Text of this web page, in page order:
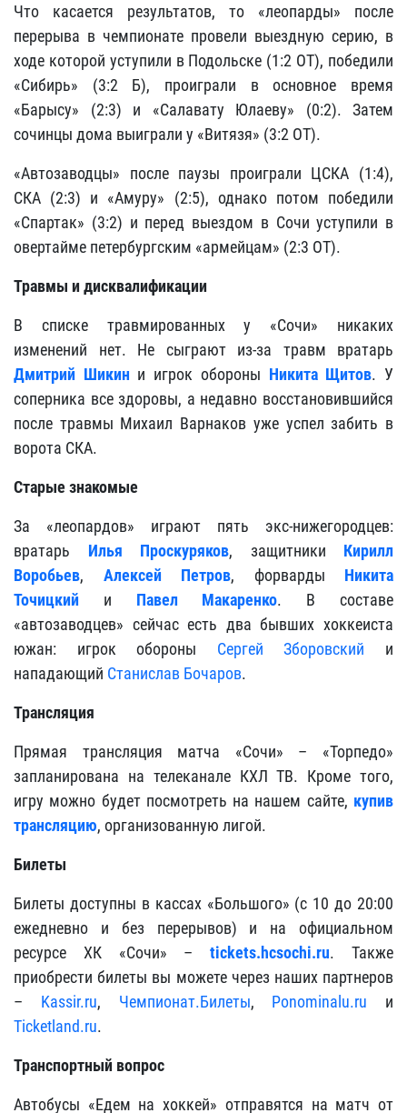
Что касается результатов, то «леопарды» после
перерыва в чемпионате провели выездную серию, в
ходе которой уступили в Подольске (1:2 ОТ), победили
«Сибирь» (3:2 Б), проиграли в основное время
«Барысу» (2:3) и «Салавату Юлаеву» (0:2). Затем
сочинцы дома выиграли у «Витязя» (3:2 ОТ).
«Автозаводцы» после паузы проиграли ЦСКА (1:4),
СКА (2:3) и «Амуру» (2:5), однако потом победили
«Спартак» (3:2) и перед выездом в Сочи уступили в
овертайме петербургским «армейцам» (2:3 ОТ).
Травмы и дисквалификации
В списке травмированных у «Сочи» никаких
изменений нет. Не сыграют из-за травм вратарь
Дмитрий Шикин и игрок обороны Никита Щитов. У
соперника все здоровы, а недавно восстановившийся
после травмы Михаил Варнаков уже успел забить в
ворота СКА.
Старые знакомые
За «леопардов» играют пять экс-нижегородцев:
вратарь Илья Проскуряков, защитники Кирилл
Воробьев, Алексей Петров, форварды Никита
Точицкий и Павел Макаренко. В составе
«автозаводцев» сейчас есть два бывших хоккеиста
южан: игрок обороны Сергей Зборовский и
нападающий Станислав Бочаров.
Трансляция
Прямая трансляция матча «Сочи» – «Торпедо»
запланирована на телеканале КХЛ ТВ. Кроме того,
игру можно будет посмотреть на нашем сайте, купив
трансляцию, организованную лигой.
Билеты
Билеты доступны в кассах «Большого» (с 10 до 20:00
ежедневно и без перерывов) и на официальном
ресурсе ХК «Сочи» –tickets.hcsochi.ru. Также
приобрести билеты вы можете через наших партнеров
– Kassir.ru, Чемпионат.Билеты, Ponominalu.ru и
Ticketland.ru.
Транспортный вопрос
Автобусы «Едем на хоккей» отправятся на матч от